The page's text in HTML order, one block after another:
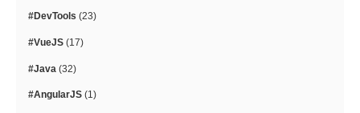
#DevTools (23)
#VueJS (17)
#Java (32)
#AngularJS (1)